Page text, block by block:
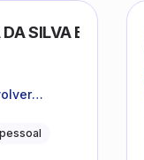
SILVA BIONDI